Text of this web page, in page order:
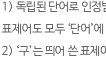
1) 독립된 단어로 인정
표제어도 모두 ‘단어’
2) ‘구’는 띄어 쓴 표